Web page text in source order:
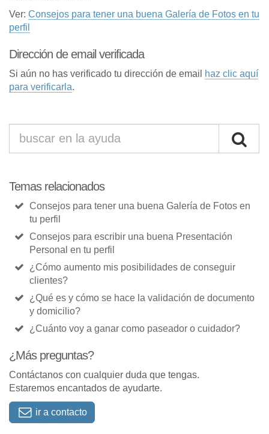
Ver: Consejos para tener una buena Galería de Fotos en tu
perfil
Dirección de email verificada
Si aún no has verificado tu dirección de email
haz clic aquí
para verificarla.
Temas relacionados
Consejos para tener una buena Galería de Fotos en
tu perfil
Consejos para escribir una buena Presentación
Personal en tu perfil
¿Cómo aumento mis posibilidades de conseguir
clientes?
¿Qué es y cómo se hace la validación de documento
y domicilio?
¿Cuánto voy a ganar como paseador o cuidador?
¿Más preguntas?
Contáctanos con cualquier duda que tengas.
Estaremos encantados de ayudarte.
ir a contacto